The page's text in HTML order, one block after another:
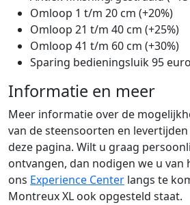
Omloop 1 t/m 20 cm (+20%)
Omloop 21 t/m 40 cm (+25%)
Omloop 41 t/m 60 cm (+30%)
Sparing bedieningsluik 95 euro
Informatie en meer
Meer informatie over de
van de steensoorten en
deze pagina. Wilt u graag
ontvangen, dan nodigen we u van
ons Experience Center langs te
Montreux XL ook opgesteld staat.